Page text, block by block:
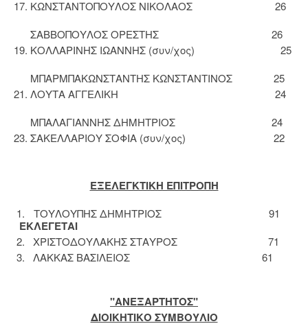
17. ΚΩΝΣΤΑΝΤΟΠΟΥΛΟΣ ΝΙΚΟΛΑΟΣ 26
ΣΑΒΒΟΠΟΥΛΟΣ ΟΡΕΣΤΗΣ 26
19. ΚΟΛΛΑΡΙΝΗΣ ΙΩΑΝΝΗΣ (συν/χος) 25
ΜΠΑΡΜΠΑΚΩΝΣΤΑΝΤΗΣ ΚΩΝΣΤΑΝΤΙΝΟΣ 25
21. ΛΟΥΤΑ ΑΓΓΕΛΙΚΗ 24
ΜΠΑΛΑΓΙΑΝΝΗΣ ΔΗΜΗΤΡΙΟΣ 24
23. ΣΑΚΕΛΛΑΡΙΟΥ ΣΟΦΙΑ (συν/χος) 22
ΕΞΕΛΕΓΚΤΙΚΗ ΕΠΙΤΡΟΠΗ
1. ΤΟΥΛΟΥΠΗΣ ΔΗΜΗΤΡΙΟΣ 91
ΕΚΛΕΓΕΤΑΙ
2. ΧΡΙΣΤΟΔΟΥΛΑΚΗΣ ΣΤΑΥΡΟΣ 71
3. ΛΑΚΚΑΣ ΒΑΣΙΛΕΙΟΣ 61
"ΑΝΕΞΑΡΤΗΤΟΣ"
ΔΙΟΙΚΗΤΙΚΟ ΣΥΜΒΟΥΛΙΟ